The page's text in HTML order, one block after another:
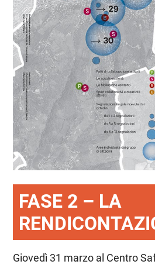
FASE 2 – LA
Giovedì 31 marzo al Centro